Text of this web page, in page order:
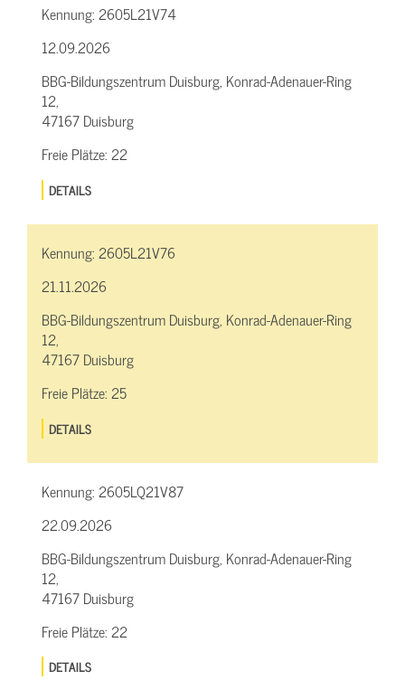
Kennung:2605L21V74
12.09.2026
BBG-Bildungszentrum Duisburg, Konrad-Adenauer-Ring
12,
47167 Duisburg
Freie Plätze:22
DETAILS
Kennung:2605L21V76
21.11.2026
BBG-Bildungszentrum Duisburg, Konrad-Adenauer-Ring
12,
47167 Duisburg
Freie Plätze:25
DETAILS
Kennung:2605LQ21V87
22.09.2026
BBG-Bildungszentrum Duisburg, Konrad-Adenauer-Ring
12,
47167 Duisburg
Freie Plätze:22
DETAILS